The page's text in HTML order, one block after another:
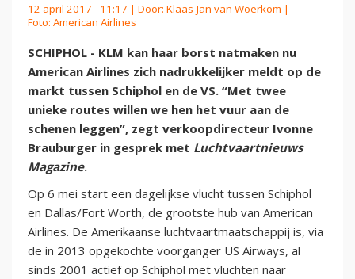
12 april 2017 - 11:17 | Door: Klaas-Jan van Woerkom |
Foto: American Airlines
SCHIPHOL - KLM kan haar borst natmaken nu
American Airlines zich nadrukkelijker meldt op de
markt tussen Schiphol en de VS. “Met twee
unieke routes willen we hen het vuur aan de
schenen leggen”, zegt verkoopdirecteur Ivonne
Brauburger in gesprek met Luchtvaartnieuws
Magazine.
Op 6 mei start een dagelijkse vlucht tussen Schiphol
en Dallas/Fort Worth, de grootste hub van American
Airlines. De Amerikaanse luchtvaartmaatschappij is, via
de in 2013 opgekochte voorganger US Airways, al
sinds 2001 actief op Schiphol met vluchten naar